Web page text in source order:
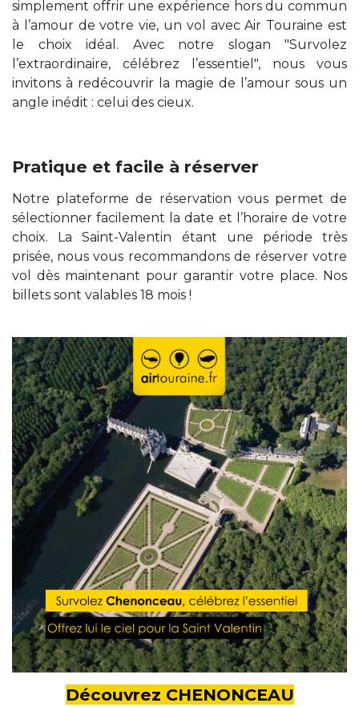
simplement offrir une expérience hors du commun
à l’amour de votre vie, un vol avec Air Touraine est
le choix idéal. Avec notre slogan "Survolez
l’extraordinaire, célébrez l’essentiel", nous vous
invitons à redécouvrir la magie de l’amour sous un
angle inédit : celui des cieux.
Pratique et facile à réserver
Notre plateforme de réservation vous permet de
sélectionner facilement la date et l’horaire de votre
choix. La Saint-Valentin étant une période très
prisée, nous vous recommandons de réserver votre
vol dès maintenant pour garantir votre place. Nos
billets sont valables 18 mois !
Découvrez CHENONCEAU